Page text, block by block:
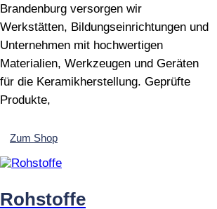
Brandenburg versorgen wir
Werkstätten, Bildungseinrichtungen und
Unternehmen mit hochwertigen
Materialien, Werkzeugen und Geräten
für die Keramikherstellung. Geprüfte
Produkte,
Zum Shop
Rohstoffe